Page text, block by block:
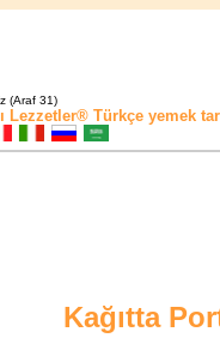
(Araf 31)
Lezzetler® Türkçe yemek
Kağıtta